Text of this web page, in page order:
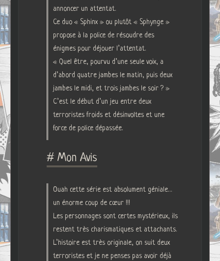
annoncer un attentat.
Ce duo « Sphinx » ou plutôt « Sphynge »
propose à la police de résoudre des
énigmes pour déjouer l’attentat.
« Quel être, pourvu d’une seule voix, a
d’abord quatre jambes le matin, puis deux
jambes le midi, et trois jambes le soir ? »
C’est le début d’un jeu entre deux
terroristes froids et désinvoltes et une
force de police dépassée.
# Mon Avis
Ouah cette série est absolument géniale…
un énorme coup de cœur !!!
Les personnages sont certes mystérieux, ils
restent très charismatiques et attachants.
L’histoire est très originale, on suit deux
terroristes et je ne penses pas avoir déjà